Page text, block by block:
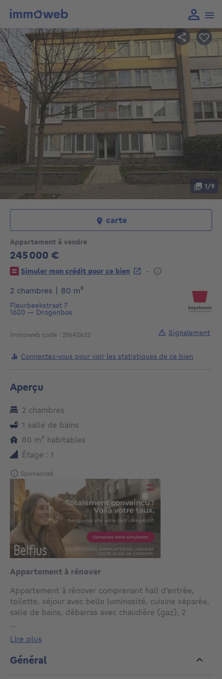
Appartement à vendre
245 000 €
245000€
Simuler mon crédit pour ce bien
-
2 chambres
80 m²
Fleurbeekstraat 7
1620 — Drogenbos
Immoweb code : 21642622
1/9
carte
Connectez-vous pour voir les statistiques de ce bien
Signalement
Aperçu
2 chambres
1 salle de bains
80 m² mètres carrés
habitables
Étage : 1
Sponsorisé
Appartement à rénover
Appartement à rénover comprenant hall d’entrée,
toilette, séjour avec belle luminosité, cuisine séparée,
salle de bains, débarras avec chaudière (gaz), 2
d’achat d’un box de garage à l’arrière de l’immeuble
(30.000 €). Petite copropriété de 9 appartements
avec ascenseur. Plusieurs appartements de 2
chambres disponibles. Bail à respecter.
...
lire plus
Général